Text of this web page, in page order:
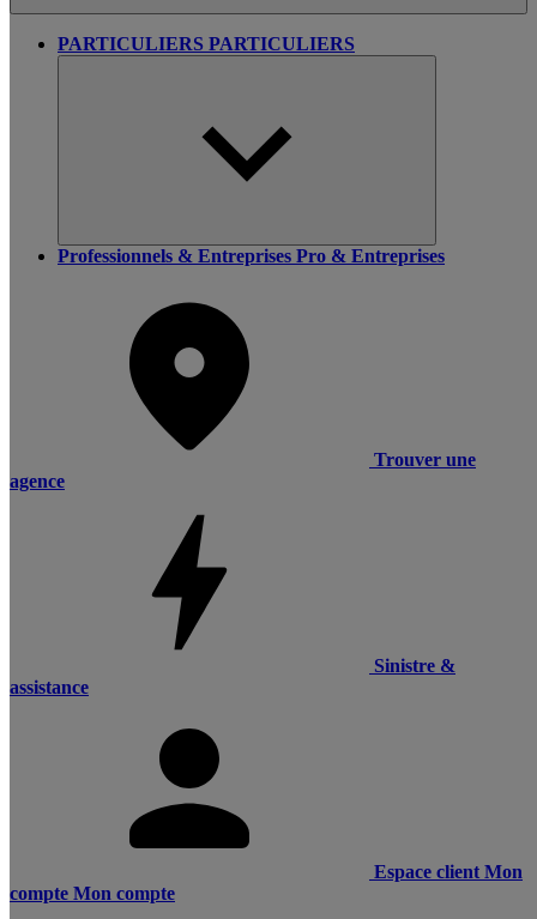
PARTICULIERS PARTICULIERS
Professionnels & Entreprises Pro & Entreprises
Trouver une
agence
Sinistre &
assistance
Espace client Mon
compte Mon compte